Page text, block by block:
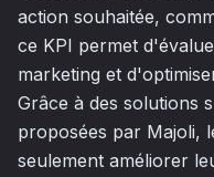
action souhaitée,
ce KPI permet
marketing et
Grâce à des solutions
proposées par Majoli,
seulement améliorer